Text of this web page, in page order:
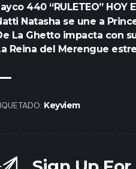
440 “RULETEO” HOY
Natasha se une a
La Ghetto impacta con
Reina del Merengue
Keyviem